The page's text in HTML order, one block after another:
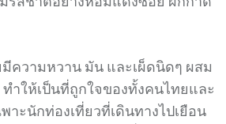
ความหวาน มัน และเผ็ดนิดๆ ผสม
ำให้เป็นที่ถูกใจของทั้งคนไทยและ
าะนักท่องเที่ยวที่เดินทางไปเยือน